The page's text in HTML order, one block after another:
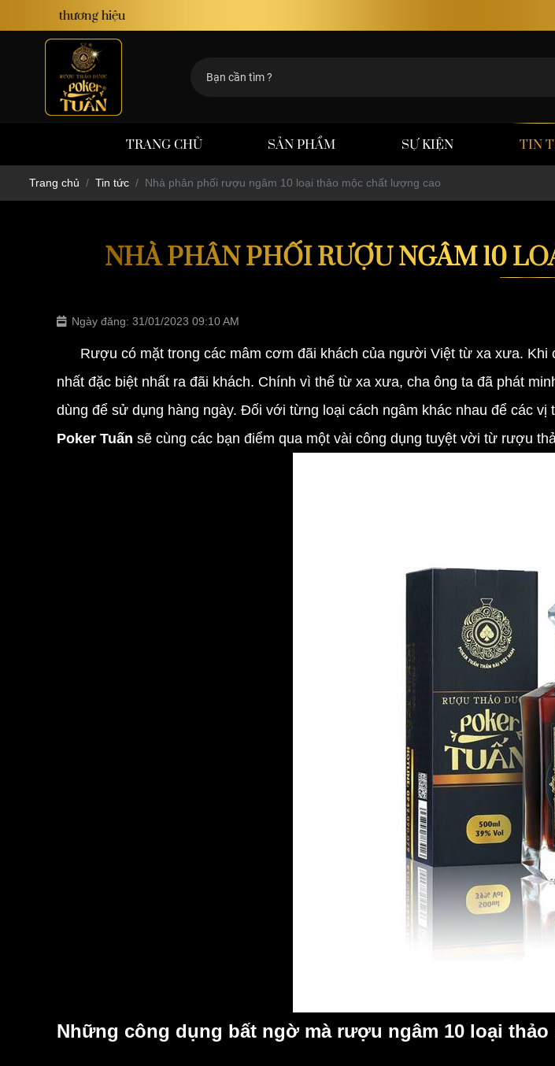
TRANG CHỦ SẢN PHẨM SỰ KIỆN TIN
Trang chủ Tin tức Nhà phân phối rượu ngâm 10 loại thảo mộc chất lượng cao
NHÀ PHÂN PHỐI RƯỢU NGÂM 10
Ngày đăng: 31/01/2023 09:10 AM
Rượu có mặt trong các mâm cơm đãi khách của người Việt từ xa xưa. Khi
nhất đặc biệt nhất ra đãi khách. Chính vì thế từ xa xưa, cha ông ta đã phát
dùng để sử dụng hàng ngày. Đối với từng loại cách ngâm khác nhau để các
Poker Tuấn sẽ cùng các bạn điểm qua một vài công dụng tuyệt vời từ rượu
Những công dụng bất ngờ mà rượu ngâm 10 loại thảo